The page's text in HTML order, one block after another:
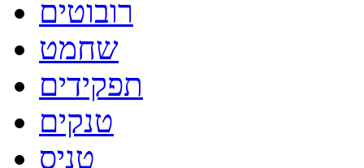
רובוטים
שחמט
תפקידים
טנקים
טניס